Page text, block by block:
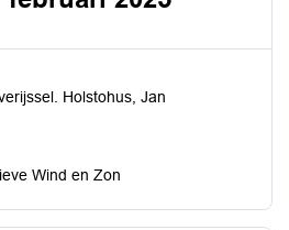
Holstohus, Jan
Wind en Zon